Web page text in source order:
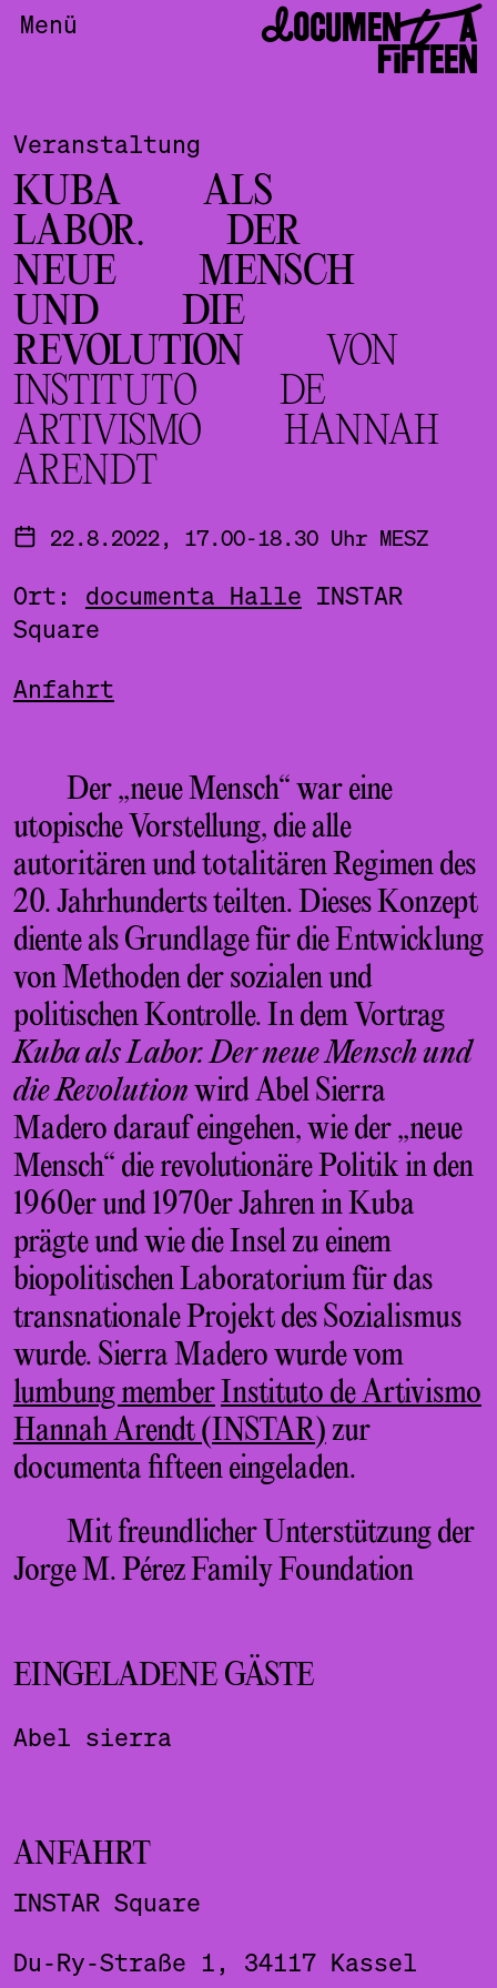
Menü DOCUMENTA
FIFTEEN
Veranstaltung
KUBA ALS
LABOR. DER
NEUE MENSCH
UND DIE
REVOLUTION VON
INSTITUTO DE
ARTIVISMO HANNAH
ARENDT
22.8.2022, 17.00-18.30 Uhr MESZ
Ort: documenta Halle INSTAR
Square
Anfahrt
Der „neue Mensch“ war eine
utopische Vorstellung, die alle
autoritären und totalitären Regimen des
20. Jahrhunderts teilten. Dieses Konzept
diente als Grundlage für die Entwicklung
von Methoden der sozialen und
politischen Kontrolle. In dem Vortrag
Kuba als Labor. Der neue Mensch und
die Revolutionwird Abel Sierra
Madero darauf eingehen, wie der „neue
Mensch“ die revolutionäre Politik in den
1960er und 1970er Jahren in Kuba
prägte und wie die Insel zu einem
biopolitischen Laboratorium für das
transnationale Projekt des Sozialismus
wurde. Sierra Madero wurde vom
lumbung memberInstituto de Artivismo
Hannah Arendt (INSTAR)zur
documenta fifteen eingeladen.
Mit freundlicher Unterstützung der
Jorge M. Pérez Family Foundation
EINGELADENE GÄSTE
Abel sierra
ANFAHRT
INSTAR Square
Du-Ry-Straße 1, 34117 Kassel